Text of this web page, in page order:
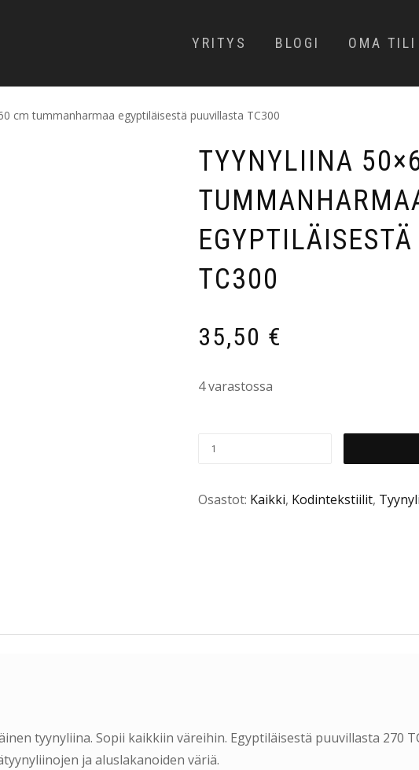
YRITYS BLOGI OMA TILI
cm tummanharmaa egyptiläisestä puuvillasta TC300
TYYNYLIINA
TC300
35,50 €
4 varastossa
Osastot: Kaikki, Kodintekstiilit,
tyynyliina. Sopii kaikkiin väreihin. Egyptiläisestä puuvillasta 270
ja aluslakanoiden väriä.